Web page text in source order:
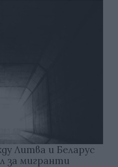
Литва и Беларус
за мигранти